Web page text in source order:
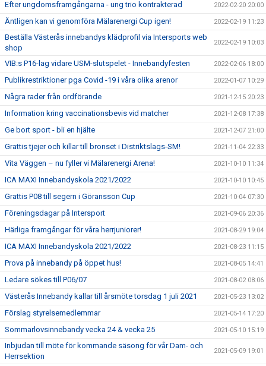
Efter ungdomsframgångarna - ung trio kontrakterad 2022-02-20 20:00
Äntligen kan vi genomföra Mälarenergi Cup igen! 2022-02-19 11:23
Beställa Västerås innebandys klädprofil via Intersports web
shop
2022-02-19 10:03
VIB:s P16-lag vidare USM-slutspelet - Innebandyfesten 2022-02-06 18:00
Publikrestriktioner pga Covid -19 i våra olika arenor 2022-01-07 10:29
Några rader från ordförande 2021-12-15 20:23
Information kring vaccinationsbevis vid matcher 2021-12-08 17:38
Ge bort sport - bli en hjälte 2021-12-07 21:00
Grattis tjejer och killar till bronset i Distriktslags-SM! 2021-11-04 22:33
Vita Väggen – nu fyller vi Mälarenergi Arena! 2021-10-10 11:34
ICA MAXI Innebandyskola 2021/2022 2021-10-10 10:45
Grattis P08 till segern i Göransson Cup 2021-10-04 07:30
Föreningsdagar på Intersport 2021-09-06 20:36
Härliga framgångar för våra herrjuniorer! 2021-08-29 19:04
ICA MAXI Innebandyskola 2021/2022 2021-08-23 11:15
Prova på innebandy på öppet hus! 2021-08-05 14:41
Ledare sökes till P06/07 2021-08-02 08:06
Västerås Innebandy kallar till årsmöte torsdag 1 juli 2021 2021-05-23 13:02
Förslag styrelsemedlemmar 2021-05-14 17:20
Sommarlovsinnebandy vecka 24 & vecka 25 2021-05-10 15:19
Inbjudan till möte för kommande säsong för vår Dam- och
Herrsektion
2021-05-09 19:01